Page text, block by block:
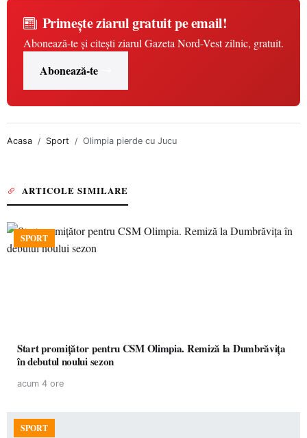
Primește ziarul gratuit pe email!
Abonează-te și citești ziarul Gazeta Nord-Vest zilnic, gratuit.
Abonează-te
Acasa Sport Olimpia pierde cu Jucu
ARTICOLE SIMILARE
SPORT
Start promițător pentru CSM Olimpia. Remiză la Dumbrăvița
în debutul noului sezon
acum 4 ore
SPORT